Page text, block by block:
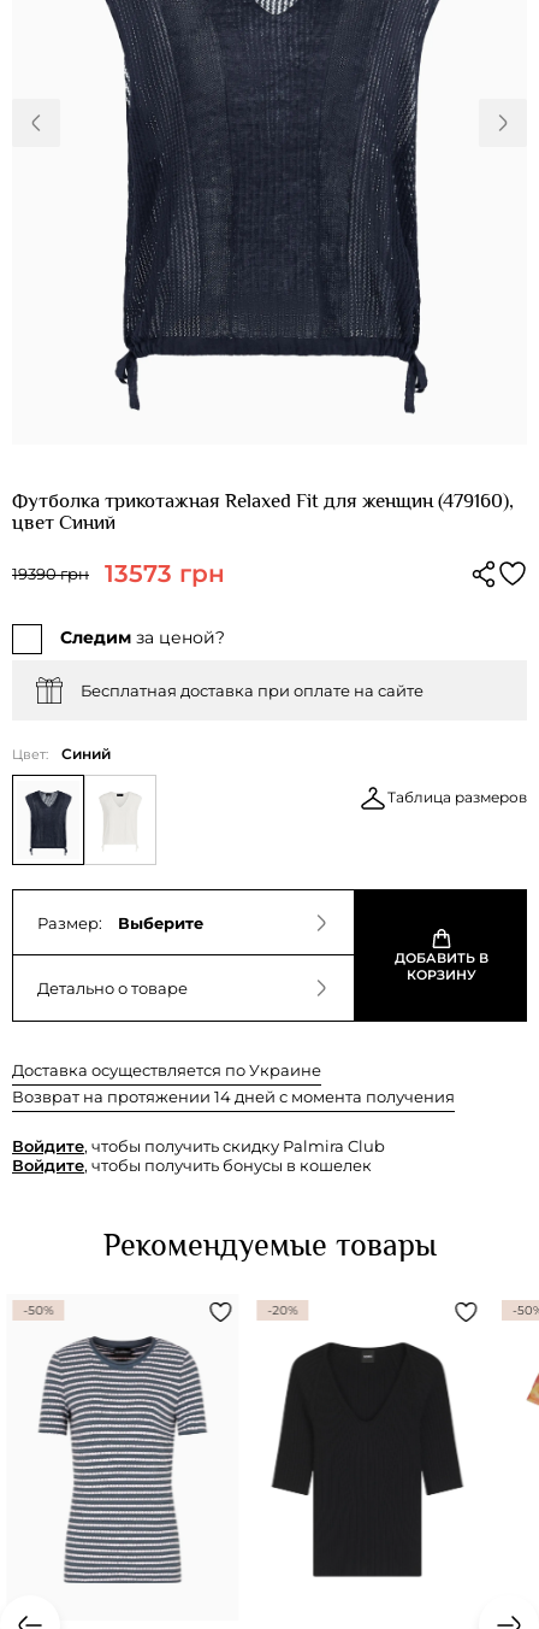
О нас
Доставка и
оплата
Новости
Возвращение
и обмен
Откуда о
магазине
Вопросы и
ответы
Palmira Club
+38(050)4840005
Футболка трикотажная Relaxed Fit для женщин (479160),
цвет Синий
19390 грн 13573 грн
Следим за ценой?
Бесплатная доставка при оплате на сайте
Цвет: Синий
Таблица размеров
Размер: Выберите
Детально о товаре
ДОБАВИТЬ В
КОРЗИНУ
Доставка осуществляется по Украине
Возврат на протяжении 14 дней с момента получения
Войдите, чтобы получить скидку Palmira Club
Войдите, чтобы получить бонусы в кошелек
Рекомендуемые товары
-50% -20% -